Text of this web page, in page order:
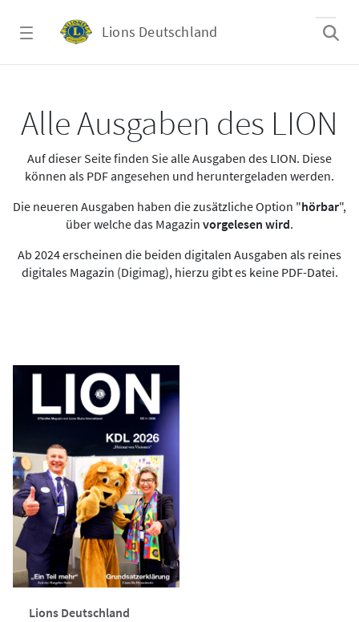
Lions Deutschland
Alle Ausgaben des LION
Auf dieser Seite finden Sie alle Ausgaben des LION. Diese
können als PDF angesehen und heruntergeladen werden.
Die neueren Ausgaben haben die zusätzliche Option "hörbar",
über welche das Magazin vorgelesen wird.
Ab 2024 erscheinen die beiden digitalen Ausgaben als reines
digitales Magazin (Digimag), hierzu gibt es keine PDF-Datei.
Lions Deutschland